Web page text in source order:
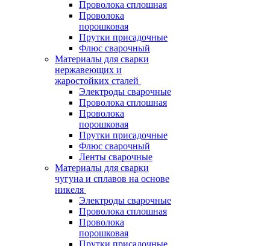
Проволока сплошная
Проволока
порошковая
Прутки присадочные
Флюс сварочный
Материалы для сварки
нержавеющих и
жаростойких сталей
Электроды сварочные
Проволока сплошная
Проволока
порошковая
Прутки присадочные
Флюс сварочный
Ленты сварочные
Материалы для сварки
чугуна и сплавов на основе
никеля
Электроды сварочные
Проволока сплошная
Проволока
порошковая
Прутки присадочные